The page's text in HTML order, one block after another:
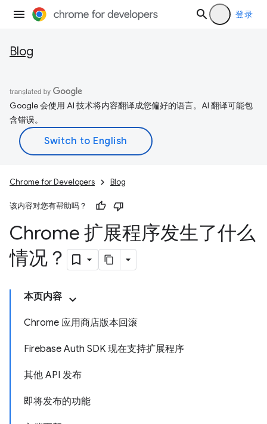
登录
Blog
Google 会使用 AI 技术将内容翻译成您偏好的语言。AI 翻译可能包
含错误。
Chrome for Developers Blog
该内容对您有帮助吗？
Chrome 扩展程序发生了什么
情况？
本页内容
Chrome 应用商店版本回滚
Firebase Auth SDK 现在支持扩展程序
其他 API 发布
即将发布的功能